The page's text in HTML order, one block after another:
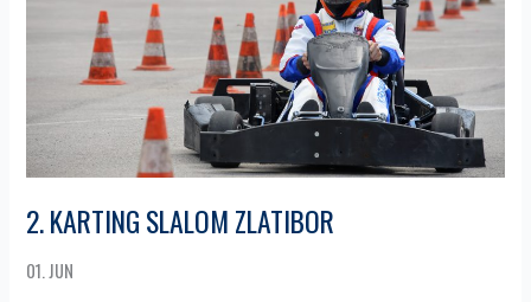
2. KARTING SLALOM ZLATIBOR
01. JUN